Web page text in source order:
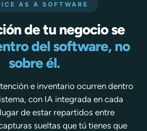
AS A SOFTWARE
de tu negocio se
del software, no
sobre él.
e inventario ocurren dentro
con IA integrada en cada
de estar repartidos entre
sueltas que tú tienes que